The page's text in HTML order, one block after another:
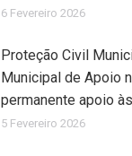
6 Fevereiro 2026
Proteção Civil
Municipal de Apoio
permanente apoio
5 Fevereiro 2026